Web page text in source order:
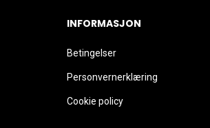
INFORMASJON
Betingelser
Personvernerklæring
Cookie policy